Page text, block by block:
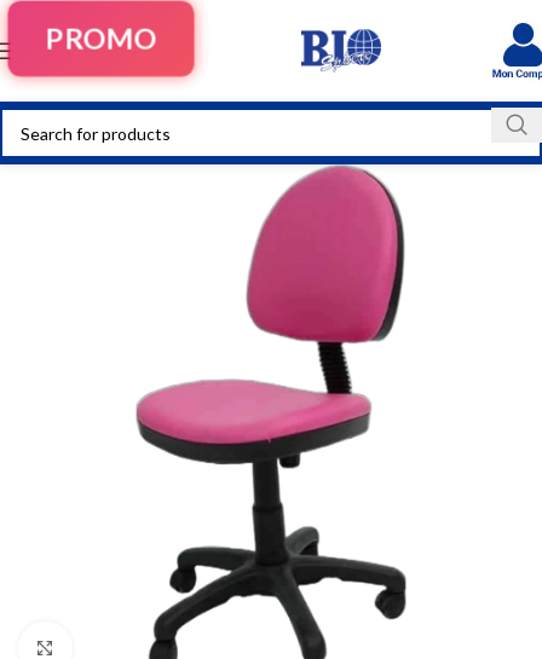
PROMO
Click to enlarge